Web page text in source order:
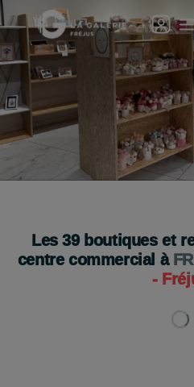
Les39boutiques et
centre commercial à
-